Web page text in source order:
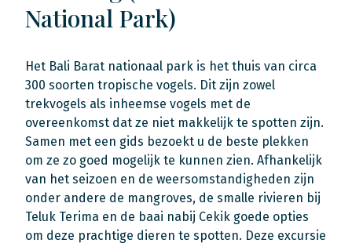
National Park)
Het Bali Barat nationaal park is het thuis van circa
300 soorten tropische vogels. Dit zijn zowel
trekvogels als inheemse vogels met de
overeenkomst dat ze niet makkelijk te spotten zijn.
Samen met een gids bezoekt u de beste plekken
om ze zo goed mogelijk te kunnen zien. Afhankelijk
van het seizoen en de weersomstandigheden zijn
onder andere de mangroves, de smalle rivieren bij
Teluk Terima en de baai nabij Cekik goede opties
om deze prachtige dieren te spotten. Deze excursie